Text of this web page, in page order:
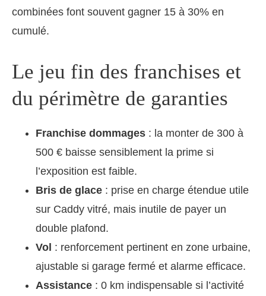
combinées font souvent gagner 15 à 30% en
cumulé.
Le jeu fin des franchises et
du périmètre de garanties
Franchise dommages : la monter de 300 à
500 € baisse sensiblement la prime si
l’exposition est faible.
Bris de glace : prise en charge étendue utile
sur Caddy vitré, mais inutile de payer un
double plafond.
Vol : renforcement pertinent en zone urbaine,
ajustable si garage fermé et alarme efficace.
Assistance : 0 km indispensable si l’activité